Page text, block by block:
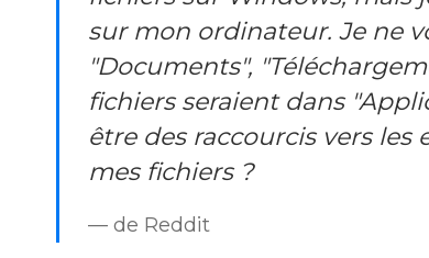
sur mon ordinateur. Je ne
"Documents",
fichiers seraient dans
être des raccourcis vers
mes fichiers ?
— de Reddit